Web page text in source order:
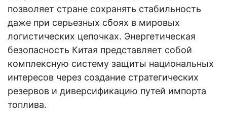
позволяет стране сохранять стабильность
даже при серьезных сбоях в мировых
логистических цепочках. Энергетическая
безопасность Китая представляет собой
комплексную систему защиты национальных
интересов через создание стратегических
резервов и диверсификацию путей импорта
топлива.